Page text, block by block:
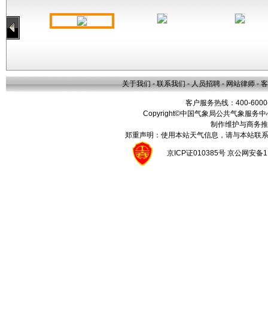
关于我们 - 联系我们 - 人员招聘 - 网站律师 -
客户服务热线：400-
Copyright©中国气象局公共气象服务
制作维护与商务
郑重声明：使用本站天气信息，请与本站联
京ICP证010385号 京公网安备